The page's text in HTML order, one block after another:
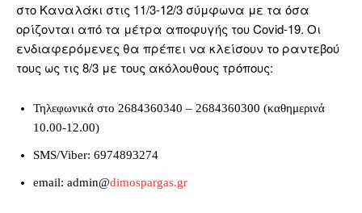
στο Καναλάκι στις 11/3-12/3 σύμφωνα με τα όσα
ορίζονται από τα μέτρα αποφυγής του Covid-19. Οι
ενδιαφερόμενες θα πρέπει να κλείσουν το ραντεβού
τους ως τις 8/3 με τους ακόλουθους τρόπους:
Τηλεφωνικά στο 2684360340 – 2684360300 (καθημερινά
10.00-12.00)
SMS/Viber: 6974893274
email: admin@dimospargas.gr